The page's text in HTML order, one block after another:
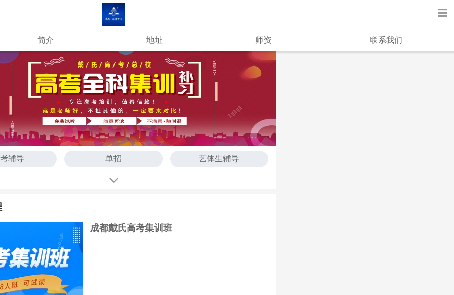
简介 地址 师资 联系我们
辅导 单招 艺体生辅导
成都戴氏高考集训班